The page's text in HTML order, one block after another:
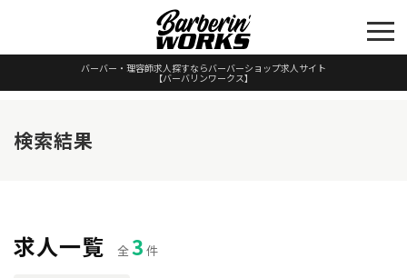
バーバー・理容師求人探すならバーバーショップ求人サイト
【バーバリンワークス】
検索結果
求人一覧 全3 件